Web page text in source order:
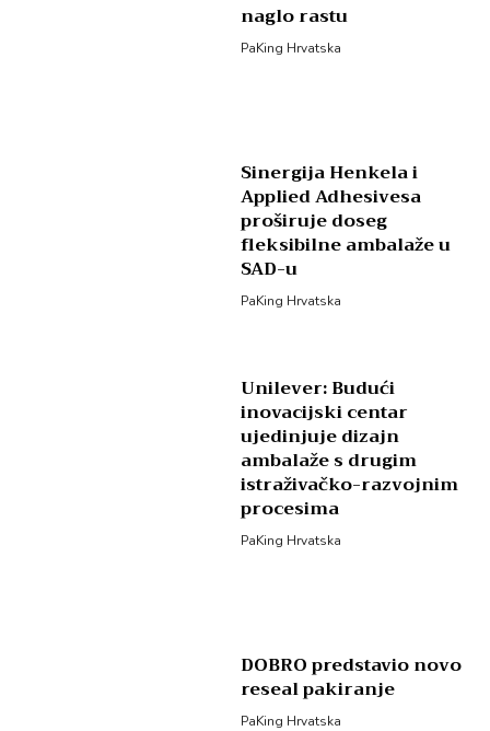
naglo rastu
PaKing Hrvatska
Sinergija Henkela i
Applied Adhesivesa
proširuje doseg
fleksibilne ambalaže u
SAD-u
PaKing Hrvatska
Unilever: Budući
inovacijski centar
ujedinjuje dizajn
ambalaže s drugim
istraživačko-razvojnim
procesima
PaKing Hrvatska
DOBRO predstavio novo
reseal pakiranje
PaKing Hrvatska